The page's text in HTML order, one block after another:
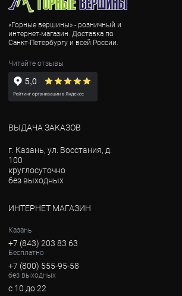
«Горные вершины» - розничный и
интернет-магазин. Доставка по
Санкт-Петербургу и всей России.
Читайте отзывы
ВЫДАЧА ЗАКАЗОВ
г. Казань, ул. Восстания, д.
100
круглосуточно
без выходных
ИНТЕРНЕТ МАГАЗИН
Казань
+7 (843) 203 83 63
Бесплатно
+7 (800) 555-95-58
без выходных
с 10 до 22